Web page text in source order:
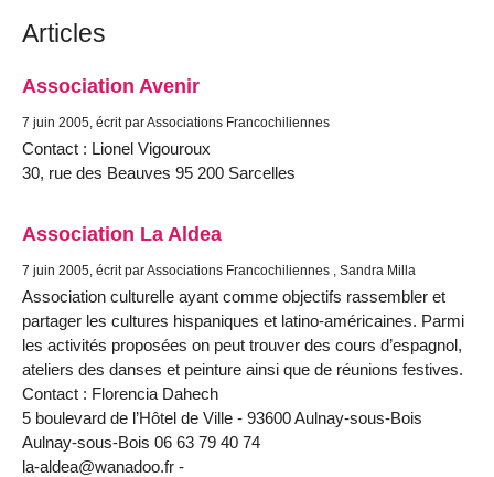
Articles
Association Avenir
7 juin 2005, écrit par Associations Francochiliennes
Contact : Lionel Vigouroux
30, rue des Beauves 95 200 Sarcelles
Association La Aldea
7 juin 2005, écrit par Associations Francochiliennes , Sandra Milla
Association culturelle ayant comme objectifs rassembler et
partager les cultures hispaniques et latino-américaines. Parmi
les activités proposées on peut trouver des cours d’espagnol,
ateliers des danses et peinture ainsi que de réunions festives.
Contact : Florencia Dahech
5 boulevard de l’Hôtel de Ville - 93600 Aulnay-sous-Bois
Aulnay-sous-Bois 06 63 79 40 74
la-aldea@wanadoo.fr -